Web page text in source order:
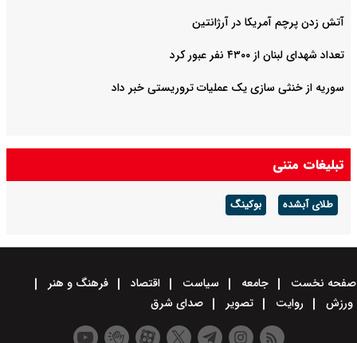
آتش زدن پرچم آمریکا در آرژانتین
تعداد شهدای لبنان از ۴۳۰۰ نفر عبور کرد
سوریه از خنثی سازی یک عملیات تروریستی خبر داد
تبلیغات متنی
طلای آبشده بوکینگ
صفحه نخست جامعه سیاست اقتصاد
فرهنگ و هنر
ورزش
روایت تصویر صدای شرق